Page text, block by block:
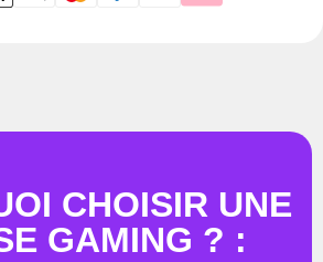
CHOISIR UNE
GAMING ? :